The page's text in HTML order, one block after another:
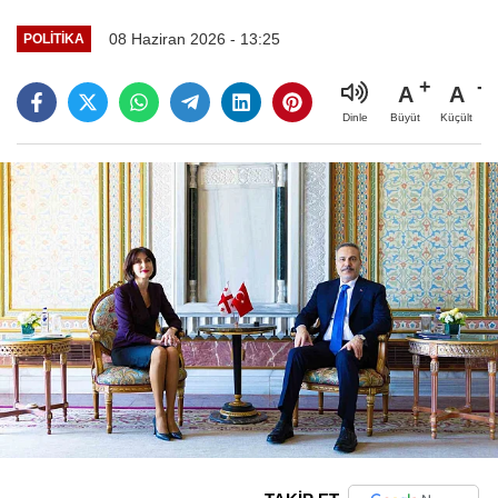
POLITIKA 08 Haziran 2026 - 13:25
Dinle
A
Büyüt
A
Küçült